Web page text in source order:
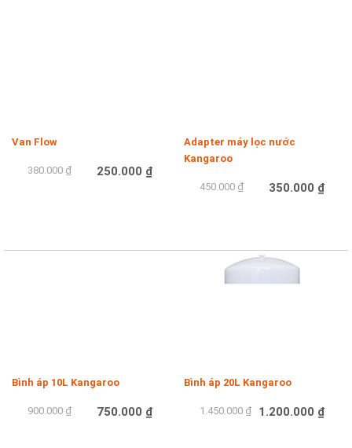
Van Flow
380.000 ₫ 250.000 ₫
Adapter máy lọc nước
Kangaroo
450.000 ₫ 350.000 ₫
Bình áp 10L Kangaroo
900.000 ₫ 750.000 ₫
Bình áp 20L Kangaroo
1.450.000 ₫ 1.200.000 ₫